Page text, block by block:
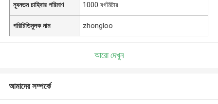
ন্যূনতম চাহিদার পরিমাণ 1000 বর্গমিটার
পরিচিতিমুলক নাম zhongloo
আরো দেখুন
আমাদের সম্পর্কে